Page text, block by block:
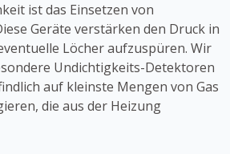
ist das Einsetzen von
Geräte verstärken den Druck in
Löcher aufzuspüren. Wir
Undichtigkeits-Detektoren
auf kleinste Mengen von Gas
die aus der Heizung